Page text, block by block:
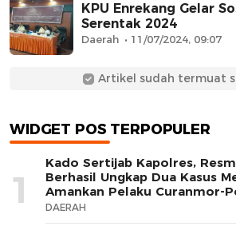
AFN BEAUTY LUXURY
KPU Enrekang Gelar
Serentak 2024
Daerah 11/07/2024, 09:07
Artikel sudah termuat
WIDGET POS TERPOPULER
1
Kado Sertijab Kapolres,
Berhasil Ungkap Dua Kasus
Amankan Pelaku Curanmor-
DAERAH